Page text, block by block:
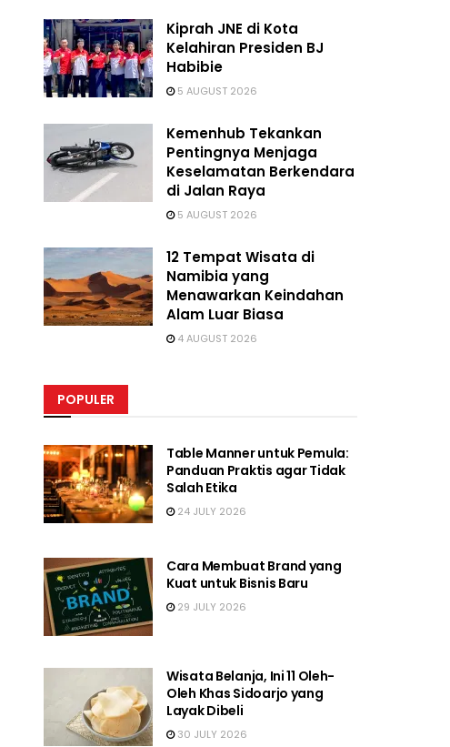
Kiprah JNE di Kota
Kelahiran Presiden BJ
Habibie
5 AUGUST 2026
Kemenhub Tekankan
Pentingnya Menjaga
Keselamatan Berkendara
di Jalan Raya
5 AUGUST 2026
12 Tempat Wisata di
Namibia yang
Menawarkan Keindahan
Alam Luar Biasa
4 AUGUST 2026
POPULER
Table Manner untuk Pemula:
Panduan Praktis agar Tidak
Salah Etika
24 JULY 2026
Cara Membuat Brand yang
Kuat untuk Bisnis Baru
29 JULY 2026
Wisata Belanja, Ini 11 Oleh-
Oleh Khas Sidoarjo yang
Layak Dibeli
30 JULY 2026